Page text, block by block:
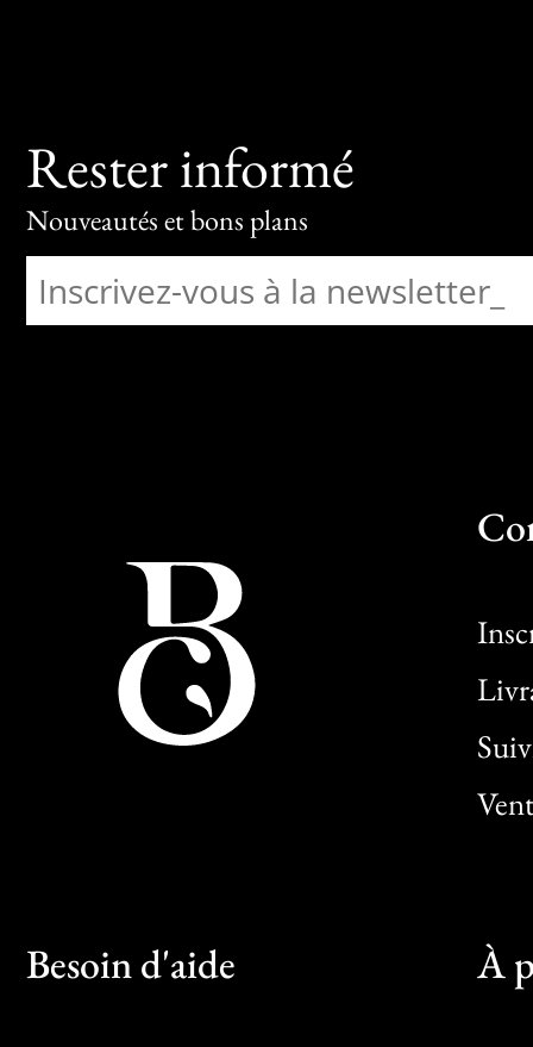
Rester informé
Nouveautés et bons plans
Besoin d'aide À